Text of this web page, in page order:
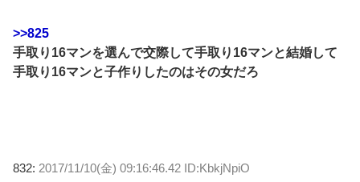
>>825
手取り16マンを選んで交際して手取り16マンと結婚して
手取り16マンと子作りしたのはその女だろ
832: 2017/11/10(金) 09:16:46.42 ID:KbkjNpiO